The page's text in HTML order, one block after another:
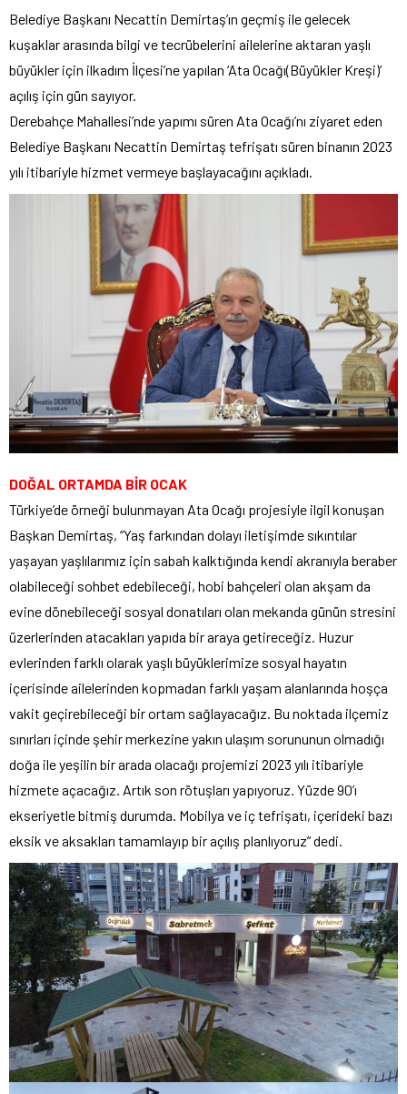
Belediye Başkanı Necattin Demirtaş’ın geçmiş ile gelecek
kuşaklar arasında bilgi ve tecrübelerini ailelerine aktaran yaşlı
büyükler için ilkadım İlçesi’ne yapılan ‘Ata Ocağı(Büyükler Kreşi)’
açılış için gün sayıyor.
Derebahçe Mahallesi’nde yapımı süren Ata Ocağı’nı ziyaret eden
Belediye Başkanı Necattin Demirtaş tefrişatı süren binanın 2023
yılı itibariyle hizmet vermeye başlayacağını açıkladı.
DOĞAL ORTAMDA BİR OCAK
Türkiye’de örneği bulunmayan Ata Ocağı projesiyle ilgil konuşan
Başkan Demirtaş, “Yaş farkından dolayı iletişimde sıkıntılar
yaşayan yaşlılarımız için sabah kalktığında kendi akranıyla beraber
olabileceği sohbet edebileceği, hobi bahçeleri olan akşam da
evine dönebileceği sosyal donatıları olan mekanda günün stresini
üzerlerinden atacakları yapıda bir araya getireceğiz. Huzur
evlerinden farklı olarak yaşlı büyüklerimize sosyal hayatın
içerisinde ailelerinden kopmadan farklı yaşam alanlarında hoşça
vakit geçirebileceği bir ortam sağlayacağız. Bu noktada ilçemiz
sınırları içinde şehir merkezine yakın ulaşım sorununun olmadığı
doğa ile yeşilin bir arada olacağı projemizi 2023 yılı itibariyle
hizmete açacağız. Artık son rötuşları yapıyoruz. Yüzde 90’ı
ekseriyetle bitmiş durumda. Mobilya ve iç tefrişatı, içerideki bazı
eksik ve aksakları tamamlayıp bir açılış planlıyoruz” dedi.